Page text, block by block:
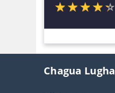
☆☆☆☆☆
★★★★★
Chagua Lugha